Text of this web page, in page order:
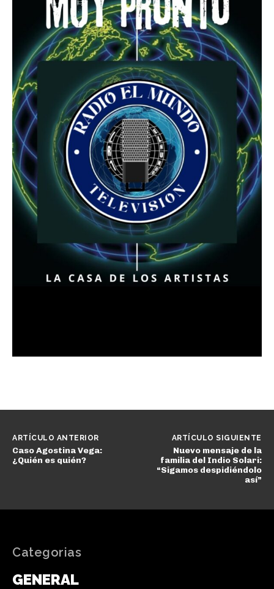
ARTÍCULO ANTERIOR
Caso Agostina Vega:
¿Quién es quién?
ARTÍCULO SIGUIENTE
Nuevo mensaje de la
familia del Indio Solari:
“Sigamos despidiéndolo
así”
Categorias
GENERAL